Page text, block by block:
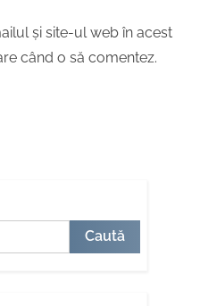
și site-ul web în acest
când o să comentez.
Caută